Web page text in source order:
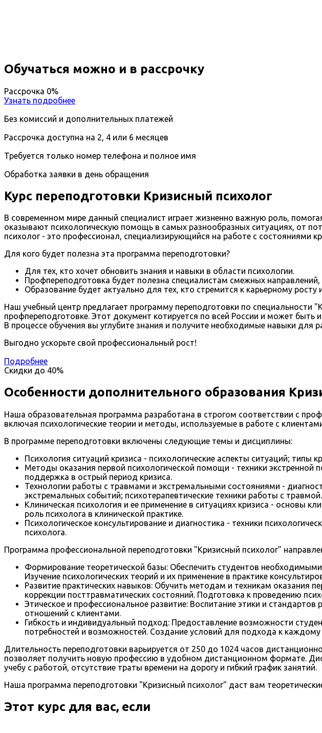
Обучаться можно и в рассрочку
Рассрочка 0%
Узнать подробнее
Без комиссий и дополнительных платежей
Рассрочка доступна на 2, 4 или 6 месяцев
Требуется только номер телефона и полное имя
Обработка заявки в день обращения
Курс переподготовки Кризисный психолог
В современном мире данный специалист играет жизненно важную роль,
оказывают психологическую помощь в самых разнообразных ситуациях, от
психолог - это профессионал, специализирующийся на работе с состояниями
Для кого будет полезна эта программа переподготовки?
Для тех, кто хочет обновить знания и навыки в области психологии.
Профпереподготовка будет полезна специалистам смежных
Образование будет актуально для тех, кто стремится к карьерному
Наш учебный центр предлагает программу переподготовки по
профпереподготовке. Этот документ котируется по всей России и может
В процессе обучения вы углубите знания и получите необходимые навыки для
Выгодно ускорьте свой профессиональный рост!
Подробнее
Скидки до 40%
Особенности дополнительного образования
Наша образовательная программа разработана в строгом соответствии с
включая психологические теории и методы, используемые в работе с
В программе переподготовки включены следующие темы и дисциплины:
Психология ситуаций кризиса - психологические аспекты ситуаций; типы
Методы оказания первой психологической помощи - техники экстренной
поддержка в острый период кризиса.
Технологии работы с травмами и экстремальными состояниями -
экстремальных событий; психотерапевтические техники работы с травмой.
Клиническая психология и ее применение в ситуациях кризиса - основы
роль психолога в клинической практике.
Психологическое консультирование и диагностика - техники
психолога.
Программа профессиональной переподготовки "Кризисный психолог"
Формирование теоретической базы: Обеспечить студентов
Изучение психологических теорий и их применение в практике
Развитие практических навыков: Обучить методам и техникам оказания
коррекции посттравматических состояний. Подготовка к проведению
Этическое и профессиональное развитие: Воспитание этики и
отношений с клиентами.
Гибкость и индивидуальный подход: Предоставление возможности
потребностей и возможностей. Создание условий для подхода к
Длительность переподготовки варьируется от 250 до 1024 часов
позволяет получить новую профессию в удобном дистанционном формате.
учебу с работой, отсутствие траты времени на дорогу и гибкий график занятий.
Наша программа переподготовки "Кризисный психолог" даст вам
Этот курс для вас, если